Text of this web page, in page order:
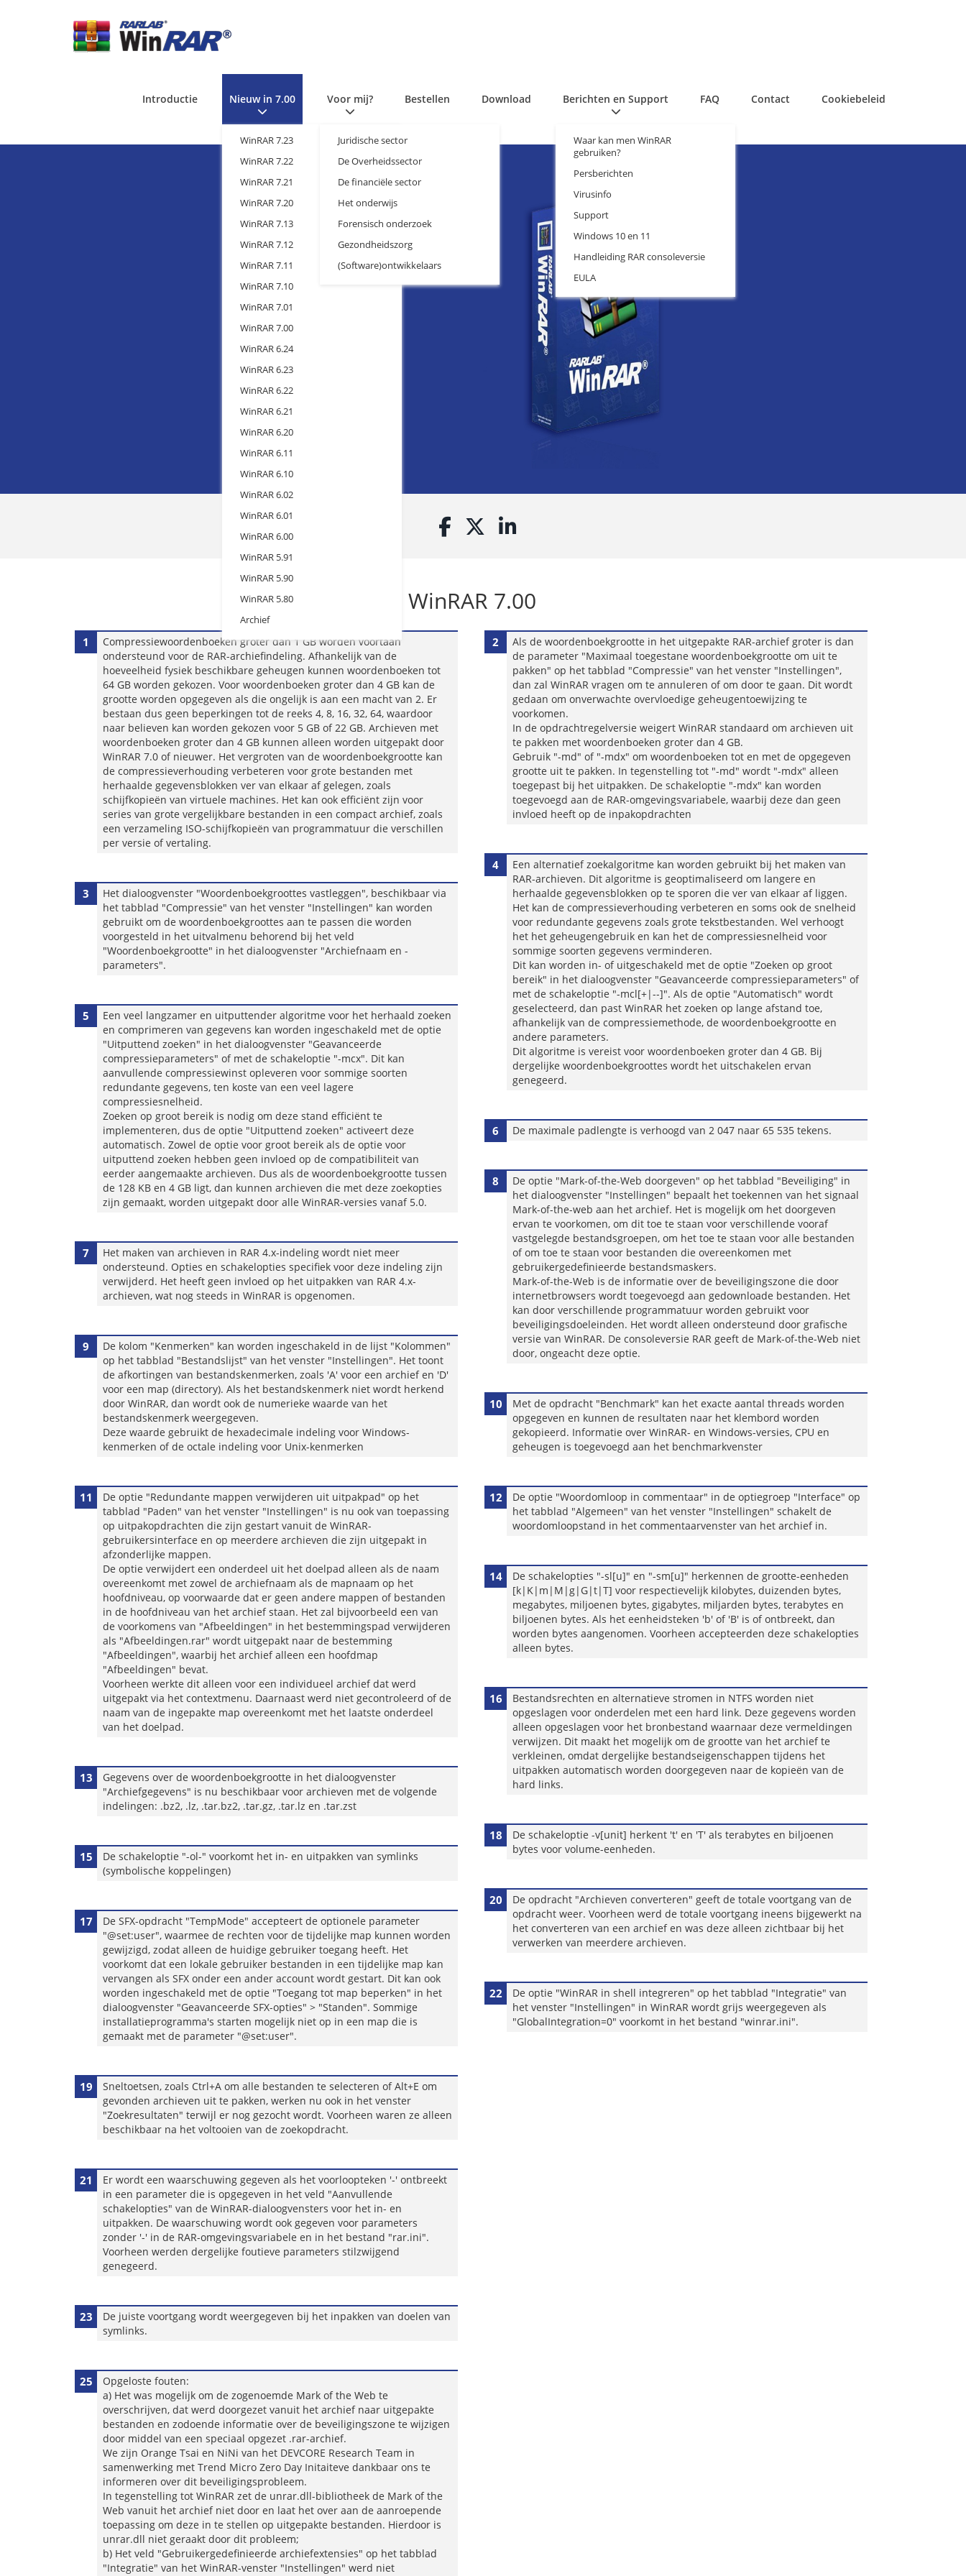
Introductie Nieuw in 7.00
WinRAR 7.23
WinRAR 7.22
WinRAR 7.21
WinRAR 7.20
WinRAR 7.13
WinRAR 7.12
WinRAR 7.11
WinRAR 7.10
WinRAR 7.01
WinRAR 7.00
WinRAR 6.24
WinRAR 6.23
WinRAR 6.22
WinRAR 6.21
WinRAR 6.20
WinRAR 6.11
WinRAR 6.10
WinRAR 6.02
WinRAR 6.01
WinRAR 6.00
WinRAR 5.91
WinRAR 5.90
WinRAR 5.80
Archief
Voor mij?​​
Juridische sector
De Overheidssector
De financiële sector
Het onderwijs
Forensisch onderzoek
Gezondheidszorg
(Software)ontwikkelaars
Bestellen Download Berichten en Support
Waar kan men WinRAR
gebruiken?
Persberichten
Virusinfo
Support
Windows 10 en 11
Handleiding RAR consoleversie
EULA
FAQ Contact Cookiebeleid
WinRAR 7.00
1
Compressiewoordenboeken groter dan 1 GB worden voortaan
ondersteund voor de RAR-archiefindeling. Afhankelijk van de
hoeveelheid fysiek beschikbare geheugen kunnen woordenboeken tot
64 GB worden gekozen. Voor woordenboeken groter dan 4 GB kan de
grootte worden opgegeven als die ongelijk is aan een macht van 2. Er
bestaan dus geen beperkingen tot de reeks 4, 8, 16, 32, 64, waardoor
naar believen kan worden gekozen voor 5 GB of 22 GB. Archieven met
woordenboeken groter dan 4 GB kunnen alleen worden uitgepakt door
WinRAR 7.0 of nieuwer. Het vergroten van de woordenboekgrootte kan
de compressieverhouding verbeteren voor grote bestanden met
herhaalde gegevensblokken ver van elkaar af gelegen, zoals
schijfkopieën van virtuele machines. Het kan ook efficiënt zijn voor
series van grote vergelijkbare bestanden in een compact archief, zoals
een verzameling ISO-schijfkopieën van programmatuur die verschillen
per versie of vertaling.
3
Het dialoogvenster "Woordenboekgroottes vastleggen", beschikbaar via
het tabblad "Compressie" van het venster "Instellingen" kan worden
gebruikt om de woordenboekgroottes aan te passen die worden
voorgesteld in het uitvalmenu behorend bij het veld
"Woordenboekgrootte" in het dialoogvenster "Archiefnaam en -
parameters".
5
Een veel langzamer en uitputtender algoritme voor het herhaald zoeken
en comprimeren van gegevens kan worden ingeschakeld met de optie
"Uitputtend zoeken" in het dialoogvenster "Geavanceerde
compressieparameters" of met de schakeloptie "-mcx". Dit kan
aanvullende compressiewinst opleveren voor sommige soorten
redundante gegevens, ten koste van een veel lagere
compressiesnelheid.
Zoeken op groot bereik is nodig om deze stand efficiënt te
implementeren, dus de optie "Uitputtend zoeken" activeert deze
automatisch. Zowel de optie voor groot bereik als de optie voor
uitputtend zoeken hebben geen invloed op de compatibiliteit van
eerder aangemaakte archieven. Dus als de woordenboekgrootte tussen
de 128 KB en 4 GB ligt, dan kunnen archieven die met deze zoekopties
zijn gemaakt, worden uitgepakt door alle WinRAR-versies vanaf 5.0.
7
Het maken van archieven in RAR 4.x-indeling wordt niet meer
ondersteund. Opties en schakelopties specifiek voor deze indeling zijn
verwijderd. Het heeft geen invloed op het uitpakken van RAR 4.x-
archieven, wat nog steeds in WinRAR is opgenomen.
9
De kolom "Kenmerken" kan worden ingeschakeld in de lijst "Kolommen"
op het tabblad "Bestandslijst" van het venster "Instellingen". Het toont
de afkortingen van bestandskenmerken, zoals 'A' voor een archief en 'D'
voor een map (directory). Als het bestandskenmerk niet wordt herkend
door WinRAR, dan wordt ook de numerieke waarde van het
bestandskenmerk weergegeven.
​Deze waarde gebruikt de hexadecimale indeling voor Windows-
kenmerken of de octale indeling voor Unix-kenmerken
11
De optie "Redundante mappen verwijderen uit uitpakpad" op het
tabblad "Paden" van het venster "Instellingen" is nu ook van toepassing
op uitpakopdrachten die zijn gestart vanuit de WinRAR-
gebruikersinterface en op meerdere archieven die zijn uitgepakt in
afzonderlijke mappen.
De optie verwijdert een onderdeel uit het doelpad alleen als de naam
overeenkomt met zowel de archiefnaam als de mapnaam op het
hoofdniveau, op voorwaarde dat er geen andere mappen of bestanden
in de hoofdniveau van het archief staan. Het zal bijvoorbeeld een van
de voorkomens van "Afbeeldingen" in het bestemmingspad verwijderen
als "Afbeeldingen.rar" wordt uitgepakt naar de bestemming
"Afbeeldingen", waarbij het archief alleen een hoofdmap
"Afbeeldingen" bevat.
Voorheen werkte dit alleen voor een individueel archief dat werd
uitgepakt via het contextmenu. Daarnaast werd niet gecontroleerd of de
naam van de ingepakte map overeenkomt met het laatste onderdeel
van het doelpad.
13
Gegevens over de woordenboekgrootte in het dialoogvenster
"Archiefgegevens" is nu beschikbaar voor archieven met de volgende
indelingen: .bz2, .lz, .tar.bz2, .tar.gz, .tar.lz en .tar.zst
15
De schakeloptie "-ol-" voorkomt het in- en uitpakken van symlinks
(symbolische koppelingen)
17
De SFX-opdracht "TempMode" accepteert de optionele parameter
"@set:user", waarmee de rechten voor de tijdelijke map kunnen worden
gewijzigd, zodat alleen de huidige gebruiker toegang heeft. Het
voorkomt dat een lokale gebruiker bestanden in een tijdelijke map kan
vervangen als SFX onder een ander account wordt gestart. Dit kan ook
worden ingeschakeld met de optie "Toegang tot map beperken" in het
dialoogvenster "Geavanceerde SFX-opties" > "Standen". Sommige
installatieprogramma's starten mogelijk niet op in een map die is
gemaakt met de parameter "@set:user".
19
Sneltoetsen, zoals Ctrl+A om alle bestanden te selecteren of Alt+E om
gevonden archieven uit te pakken, werken nu ook in het venster
"Zoekresultaten" terwijl er nog gezocht wordt. Voorheen waren ze alleen
beschikbaar na het voltooien van de zoekopdracht.
21
Er wordt een waarschuwing gegeven als het voorloopteken '-' ontbreekt
in een parameter die is opgegeven in het veld "Aanvullende
schakelopties" van de WinRAR-dialoogvensters voor het in- en
uitpakken. De waarschuwing wordt ook gegeven voor parameters
zonder '-' in de RAR-omgevingsvariabele en in het bestand "rar.ini".
Voorheen werden dergelijke foutieve parameters stilzwijgend
genegeerd.
23
De juiste voortgang wordt weergegeven bij het inpakken van doelen van
symlinks.
25
Opgeloste fouten:
a) Het was mogelijk om de zogenoemde Mark of the Web te
overschrijven, dat werd doorgezet vanuit het archief naar uitgepakte
bestanden en zodoende informatie over de beveiligingszone te wijzigen
door middel van een speciaal opgezet .rar-archief.
We zijn Orange Tsai en NiNi van het DEVCORE Research Team in
samenwerking met Trend Micro Zero Day Initaiteve dankbaar ons te
informeren over dit beveiligingsprobleem.
In tegenstelling tot WinRAR zet de unrar.dll-bibliotheek de Mark of the
Web vanuit het archief niet door en laat het over aan de aanroepende
toepassing om deze in te stellen op uitgepakte bestanden. Hierdoor is
unrar.dll niet geraakt door dit probleem;
b) Het veld "Gebruikergedefinieerde archiefextensies" op het tabblad
"Integratie" van het WinRAR-venster "Instellingen" werd niet
2
Als de woordenboekgrootte in het uitgepakte RAR-archief groter is dan
de parameter "Maximaal toegestane woordenboekgrootte om uit te
pakken" op het tabblad "Compressie" van het venster "Instellingen",
dan zal WinRAR vragen om te annuleren of om door te gaan. Dit wordt
gedaan om onverwachte overvloedige geheugentoewijzing te
voorkomen.
In de opdrachtregelversie weigert WinRAR standaard om archieven uit
te pakken met woordenboeken groter dan 4 GB.
Gebruik "-md" of "-mdx" om woordenboeken tot en met de opgegeven
grootte uit te pakken. In tegenstelling tot "-md" wordt "-mdx" alleen
toegepast bij het uitpakken. De schakeloptie "-mdx" kan worden
toegevoegd aan de RAR-omgevingsvariabele, waarbij deze dan geen
invloed heeft op de inpakopdrachten
4
Een alternatief zoekalgoritme kan worden gebruikt bij het maken van
RAR-archieven. Dit algoritme is geoptimaliseerd om langere en
herhaalde gegevensblokken op te sporen die ver van elkaar af liggen.
Het kan de compressieverhouding verbeteren en soms ook de snelheid
voor redundante gegevens zoals grote tekstbestanden. Wel verhoogt
het het geheugengebruik en kan het de compressiesnelheid voor
sommige soorten gegevens verminderen.
Dit kan worden in- of uitgeschakeld met de optie "Zoeken op groot
bereik" in het dialoogvenster "Geavanceerde compressieparameters" of
met de schakeloptie "-mcl[+|--]". Als de optie "Automatisch" wordt
geselecteerd, dan past WinRAR het zoeken op lange afstand toe,
afhankelijk van de compressiemethode, de woordenboekgrootte en
andere parameters.
Dit algoritme is vereist voor woordenboeken groter dan 4 GB. Bij
dergelijke woordenboekgroottes wordt het uitschakelen ervan
genegeerd.
6 De maximale padlengte is verhoogd van 2 047 naar 65 535 tekens.
8
De optie "Mark-of-the-Web doorgeven" op het tabblad "Beveiliging" in
het dialoogvenster "Instellingen" bepaalt het toekennen van het signaal
Mark-of-the-web aan het archief. Het is mogelijk om het doorgeven
ervan te voorkomen, om dit toe te staan voor verschillende vooraf
vastgelegde bestandsgroepen, om het toe te staan voor alle bestanden
of om toe te staan voor bestanden die overeenkomen met
gebruikergedefinieerde bestandsmaskers.
Mark-of-the-Web is de informatie over de beveiligingszone die door
internetbrowsers wordt toegevoegd aan gedownloade bestanden. Het
kan door verschillende programmatuur worden gebruikt voor
beveiligingsdoeleinden. Het wordt alleen ondersteund door grafische
versie van WinRAR. De consoleversie RAR geeft de Mark-of-the-Web niet
door, ongeacht deze optie.
10
Met de opdracht "Benchmark" kan het exacte aantal threads worden
opgegeven en kunnen de resultaten naar het klembord worden
gekopieerd. Informatie over WinRAR- en Windows-versies, CPU en
geheugen is toegevoegd aan het benchmarkvenster
12
De optie "Woordomloop in commentaar" in de optiegroep "Interface" op
het tabblad "Algemeen" van het venster "Instellingen" schakelt de
woordomloopstand in het commentaarvenster van het archief in.
14
De schakelopties "-sl[u]" en "-sm[u]" herkennen de grootte-eenheden
[k|K|m|M|g|G|t|T] voor respectievelijk kilobytes, duizenden bytes,
megabytes, miljoenen bytes, gigabytes, miljarden bytes, terabytes en
biljoenen bytes. Als het eenheidsteken 'b' of 'B' is of ontbreekt, dan
worden bytes aangenomen. Voorheen accepteerden deze schakelopties
alleen bytes.
16
Bestandsrechten en alternatieve stromen in NTFS worden niet
opgeslagen voor onderdelen met een hard link. Deze gegevens worden
alleen opgeslagen voor het bronbestand waarnaar deze vermeldingen
verwijzen. Dit maakt het mogelijk om de grootte van het archief te
verkleinen, omdat dergelijke bestandseigenschappen tijdens het
uitpakken automatisch worden doorgegeven naar de kopieën van de
hard links.
18
De schakeloptie -v[unit] herkent 't' en 'T' als terabytes en biljoenen
bytes voor volume-eenheden.
20
De opdracht "Archieven converteren" geeft de totale voortgang van de
opdracht weer. Voorheen werd de totale voortgang ineens bijgewerkt na
het converteren van een archief en was deze alleen zichtbaar bij het
verwerken van meerdere archieven.
22
De optie "WinRAR in shell integreren" op het tabblad "Integratie" van
het venster "Instellingen" in WinRAR wordt grijs weergegeven als
"GlobalIntegration=0" voorkomt in het bestand "winrar.ini".